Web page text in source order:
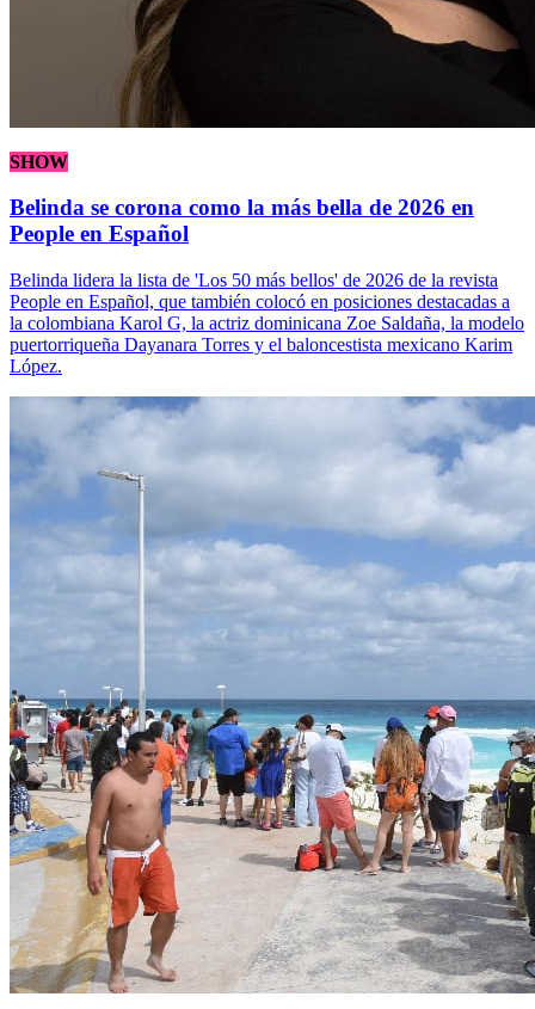
SHOW
Belinda se corona como la más bella de 2026 en
People en Español
Belinda lidera la lista de 'Los 50 más bellos' de 2026 de la revista
People en Español, que también colocó en posiciones destacadas a
la colombiana Karol G, la actriz dominicana Zoe Saldaña, la modelo
puertorriqueña Dayanara Torres y el baloncestista mexicano Karim
López.